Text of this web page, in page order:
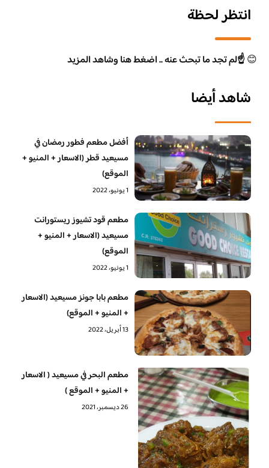
انتظر لحظة
😊☝️لم تجد ما تبحث عنه .. اضغط هنا وشاهد المزيد
شاهد أيضا
أفضل مطعم فطور رمضان في
مسيعيد قطر (الاسعار + المنيو +
الموقع)
1 يونيو، 2022
مطعم قود تشيوز ريستورانت
مسيعيد (الاسعار + المنيو +
الموقع)
1 يونيو، 2022
مطعم بابا جونز مسيعيد (الاسعار
+ المنيو + الموقع)
13 أبريل، 2022
مطعم البحر في مسيعيد ( الاسعار
+ المنيو + الموقع )
26 ديسمبر، 2021